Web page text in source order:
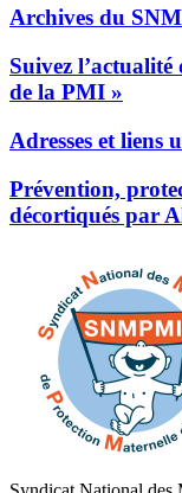
Archives du
Suivez
de la PMI »
Adresses et liens
Prévention,
décortiqués par